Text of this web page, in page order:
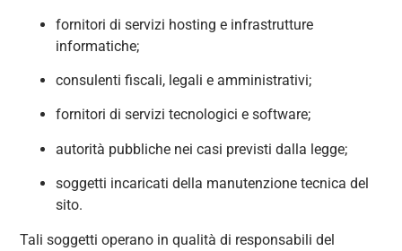
fornitori di servizi hosting e infrastrutture
informatiche;
consulenti fiscali, legali e amministrativi;
fornitori di servizi tecnologici e software;
autorità pubbliche nei casi previsti dalla legge;
soggetti incaricati della manutenzione tecnica del
sito.
Tali soggetti operano in qualità di responsabili del